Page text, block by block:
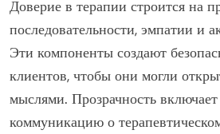
Доверие в терапии строится на
последовательности, эмпатии и
Эти компоненты создают
клиентов, чтобы они могли
мыслями. Прозрачность
коммуникацию о